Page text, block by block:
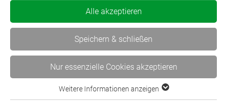
Experte/-in Kranken- und
Pflegeversicherung (DVA)
Grundlagenwissen festigen und erweitern
| Lehrgang | 1.390,00 € | Bildungszeit
Alle akzeptieren
Speichern & schließen
Nur essenzielle Cookies akzeptieren
Weitere Informationen anzeigen